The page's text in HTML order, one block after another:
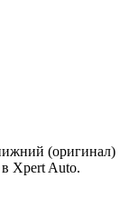
(оригинал)
Xpert Auto.